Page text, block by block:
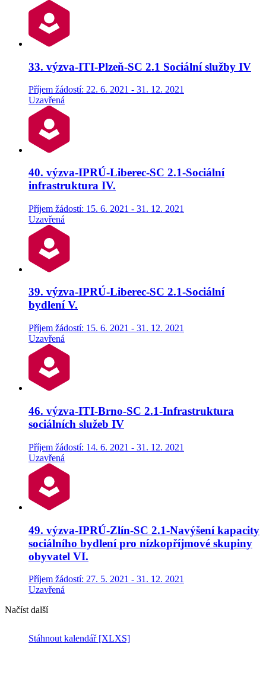
33. výzva-ITI-Plzeň-SC 2.1 Sociální služby IV
Příjem žádostí: 22. 6. 2021 - 31. 12. 2021
Uzavřená
40. výzva-IPRÚ-Liberec-SC 2.1-Sociální
infrastruktura IV.
Příjem žádostí: 15. 6. 2021 - 31. 12. 2021
Uzavřená
39. výzva-IPRÚ-Liberec-SC 2.1-Sociální
bydlení V.
Příjem žádostí: 15. 6. 2021 - 31. 12. 2021
Uzavřená
46. výzva-ITI-Brno-SC 2.1-Infrastruktura
sociálních služeb IV
Příjem žádostí: 14. 6. 2021 - 31. 12. 2021
Uzavřená
49. výzva-IPRÚ-Zlín-SC 2.1-Navýšení kapacity
sociálního bydlení pro nízkopříjmové skupiny
obyvatel VI.
Příjem žádostí: 27. 5. 2021 - 31. 12. 2021
Uzavřená
Načíst další
Stáhnout kalendář [XLXS]